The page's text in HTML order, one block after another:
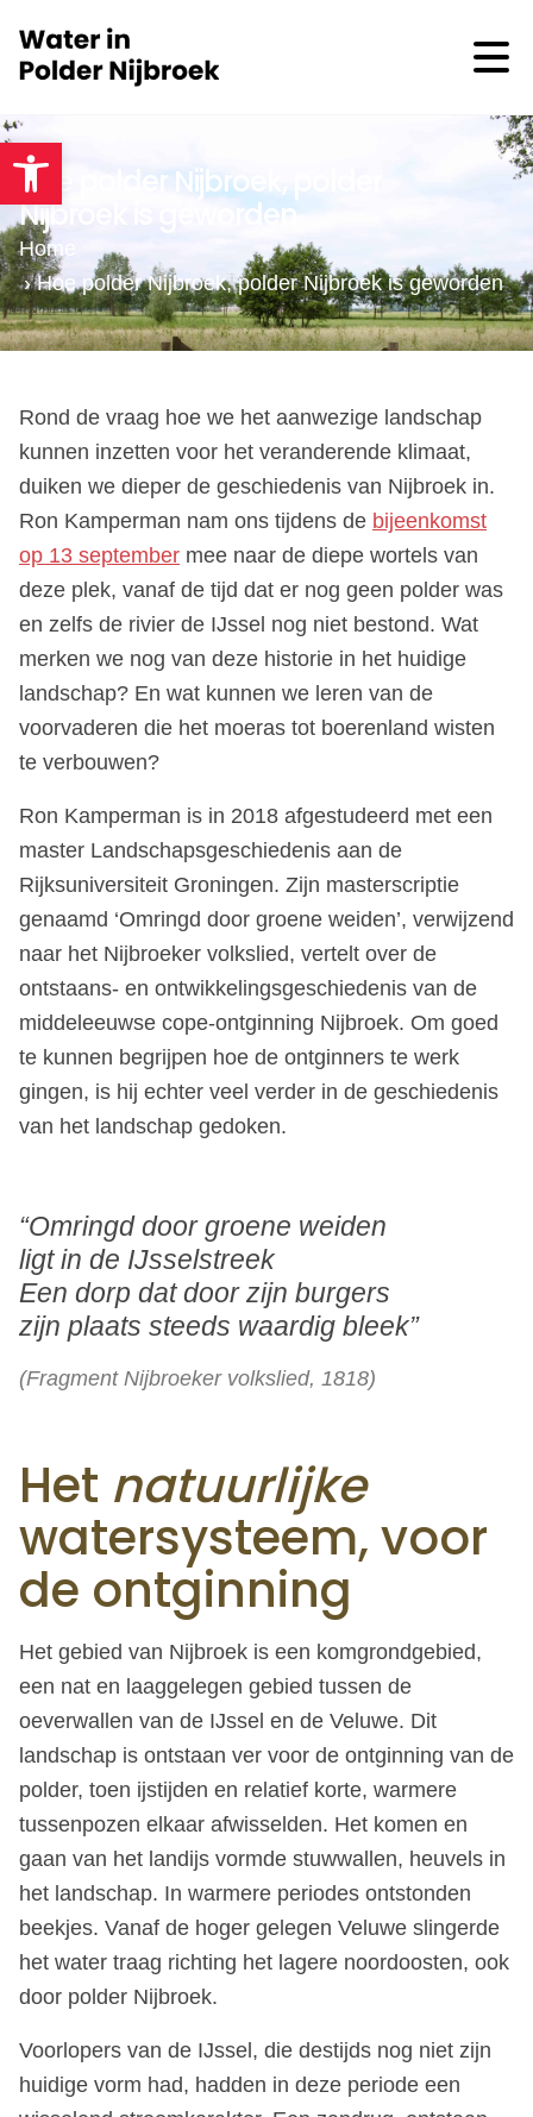
Toolbar openen
Hoe polder Nijbroek, polder
Nijbroek is geworden
Home
› Hoe polder Nijbroek, polder Nijbroek is geworden
Rond de vraag hoe we het aanwezige landschap
kunnen inzetten voor het veranderende klimaat,
duiken we dieper de geschiedenis van Nijbroek in.
Ron Kamperman nam ons tijdens de bijeenkomst
op 13 september mee naar de diepe wortels van
deze plek, vanaf de tijd dat er nog geen polder was
en zelfs de rivier de IJssel nog niet bestond. Wat
merken we nog van deze historie in het huidige
landschap? En wat kunnen we leren van de
voorvaderen die het moeras tot boerenland wisten
te verbouwen?
Ron Kamperman is in 2018 afgestudeerd met een
master Landschapsgeschiedenis aan de
Rijksuniversiteit Groningen. Zijn masterscriptie
genaamd ‘Omringd door groene weiden’, verwijzend
naar het Nijbroeker volkslied, vertelt over de
ontstaans- en ontwikkelingsgeschiedenis van de
middeleeuwse cope-ontginning Nijbroek. Om goed
te kunnen begrijpen hoe de ontginners te werk
gingen, is hij echter veel verder in de geschiedenis
van het landschap gedoken.
“Omringd door groene weiden
ligt in de IJsselstreek
Een dorp dat door zijn burgers
zijn plaats steeds waardig bleek”
(Fragment Nijbroeker volkslied, 1818)
Het natuurlijke
watersysteem, voor
de ontginning
Het gebied van Nijbroek is een komgrondgebied,
een nat en laaggelegen gebied tussen de
oeverwallen van de IJssel en de Veluwe. Dit
landschap is ontstaan ver voor de ontginning van de
polder, toen ijstijden en relatief korte, warmere
tussenpozen elkaar afwisselden. Het komen en
gaan van het landijs vormde stuwwallen, heuvels in
het landschap. In warmere periodes ontstonden
beekjes. Vanaf de hoger gelegen Veluwe slingerde
het water traag richting het lagere noordoosten, ook
door polder Nijbroek.
Voorlopers van de IJssel, die destijds nog niet zijn
huidige vorm had, hadden in deze periode een